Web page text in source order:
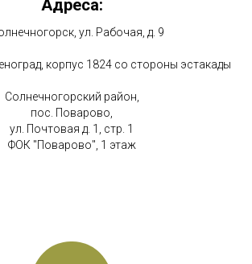
Адреса:
ул. Рабочая, д. 9
корпус 1824 со стороны эстакады
Солнечногорский район,
пос. Поварово,
ул. Почтовая д. 1, стр. 1
ФОК "Поварово", 1 этаж